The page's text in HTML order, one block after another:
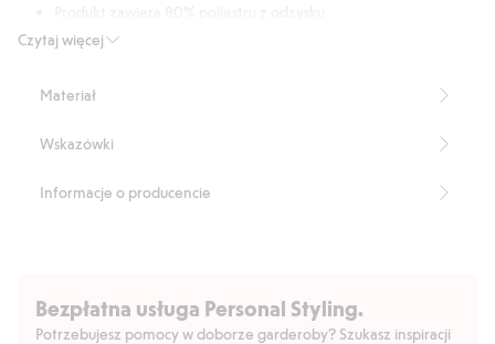
Czytaj więcej
Numer artykułu
Materiał
Wskazówki
Informacje o producencie
Bezpłatna usługa Personal Styling.
Potrzebujesz pomocy w doborze garderoby? Szukasz inspiracji